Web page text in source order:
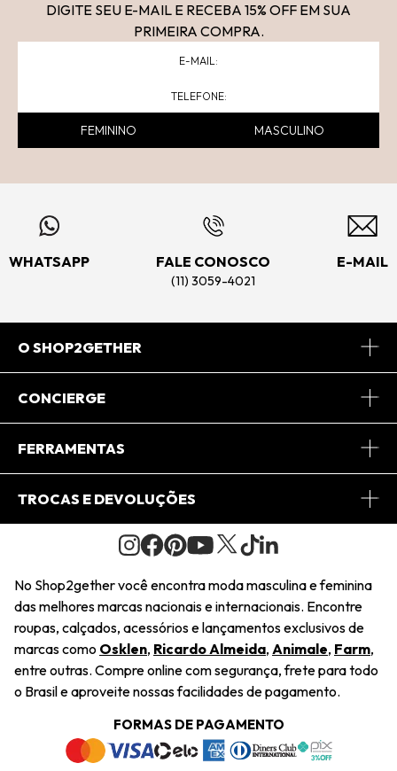
DIGITE SEU E-MAIL E RECEBA 15% OFF EM SUA
PRIMEIRA COMPRA.
FEMININO MASCULINO
WHATSAPP FALE CONOSCO
(11) 3059-4021
E-MAIL
O SHOP2GETHER
Sobre Nós
Journal
Saiu na Mídia
Sustentabilidade
Navegando
Termos e Condições
CONCIERGE
Central de Relacionamento
Regulamento e Promoções
FERRAMENTAS
Minha Conta
Pedido de Presente
Wishlist
TROCAS E DEVOLUÇÕES
Condições Gerais
Troca Fácil
Restituição de Pagamento
Dúvidas Frequentes
Termos e Condições
Política de Privacidade
No Shop2gether você encontra moda masculina e feminina
das melhores marcas nacionais e internacionais. Encontre
roupas, calçados, acessórios e lançamentos exclusivos de
marcas como Osklen, Ricardo Almeida, Animale, Farm,
entre outras. Compre online com segurança, frete para todo
o Brasil e aproveite nossas facilidades de pagamento.
FORMAS DE PAGAMENTO